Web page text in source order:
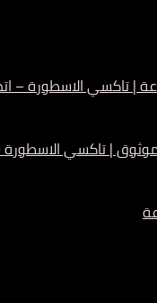
| تاكسي الاسطورة 55179079